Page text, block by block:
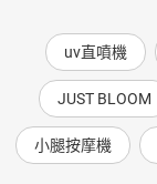
uv直噴機
JUST BLOOM
小腿按摩機